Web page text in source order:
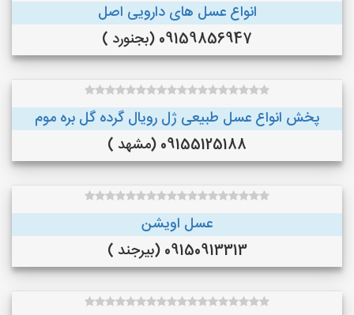
انواع عسل های دارویی اصل
09159856947 (بجنورد )
پخش انواع عسل طبیعی ژل رویال گرده گل بره موم
09155125188 (مشهد )
عسل اویشن
09150913313 (بیرجند )